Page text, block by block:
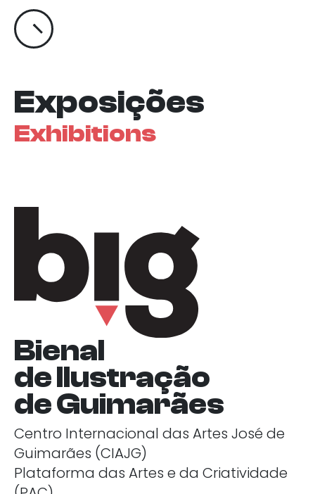
Exposições
Exhibitions
Bienal
de Ilustração
de Guimarães
Centro Internacional das Artes José de
Guimarães (CIAJG)
Plataforma das Artes e da Criatividade